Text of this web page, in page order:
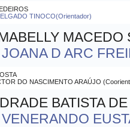
TINOCO(Orientador)
MACEDO
JOANA D ARC
DO NASCIMENTO ARAÚJO
BATISTA
VENERANDO